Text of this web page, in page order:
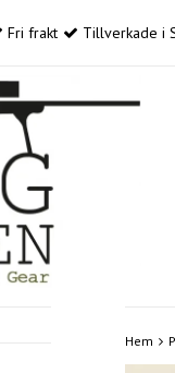
Fri frakt Tillverkade i
Hem